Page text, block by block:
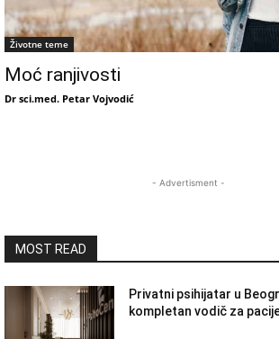
Životne teme
Moć ranjivosti
Dr sci.med. Petar Vojvodić
- Advertisment -
MOST READ
Privatni psihijatar u
kompletan vodič za